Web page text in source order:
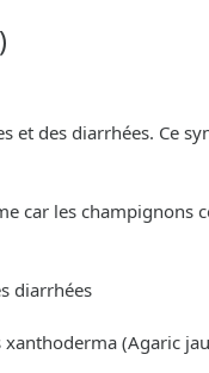
des diarrhées. Ce
car les
diarrhées
(Agaric